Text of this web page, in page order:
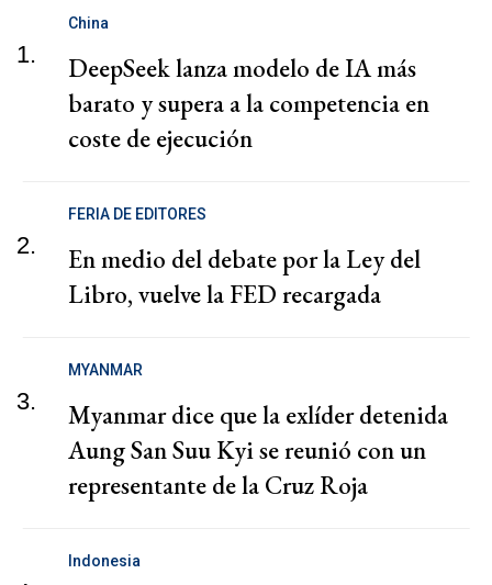
1.
China
DeepSeek lanza modelo de IA más
barato y supera a la competencia en
coste de ejecución
2.
FERIA DE EDITORES
En medio del debate por la Ley del
Libro, vuelve la FED recargada
3.
MYANMAR
Myanmar dice que la exlíder detenida
Aung San Suu Kyi se reunió con un
representante de la Cruz Roja
Indonesia